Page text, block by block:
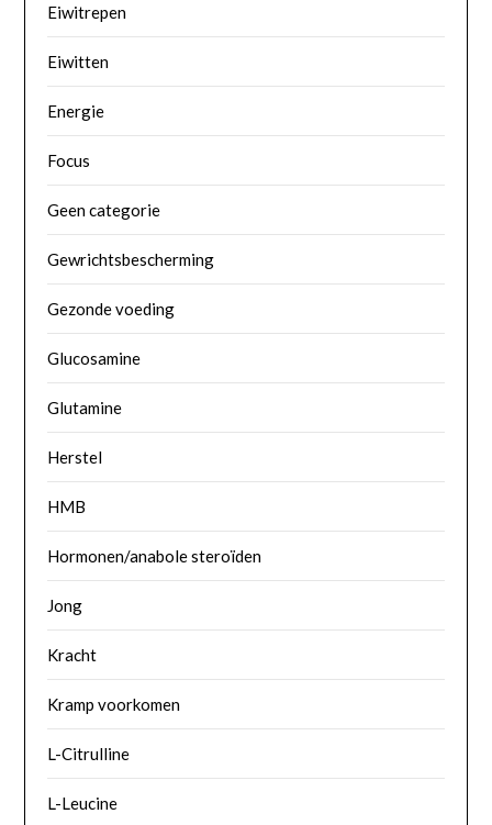
Eiwitrepen
Eiwitten
Energie
Focus
Geen categorie
Gewrichtsbescherming
Gezonde voeding
Glucosamine
Glutamine
Herstel
HMB
Hormonen/anabole steroïden
Jong
Kracht
Kramp voorkomen
L-Citrulline
L-Leucine